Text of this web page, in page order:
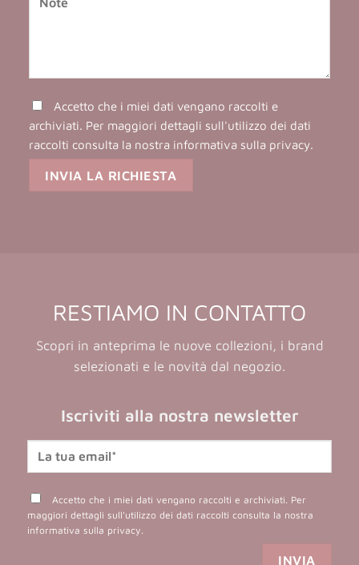
Accetto che i miei dati vengano raccolti e
archiviati. Per maggiori dettagli sull'utilizzo dei dati
raccolti consulta la nostra informativa sulla privacy.
RESTIAMO IN CONTATTO
Scopri in anteprima le nuove collezioni, i brand
selezionati e le novità dal negozio.
Iscriviti alla nostra newsletter
Accetto che i miei dati vengano raccolti e archiviati. Per
maggiori dettagli sull'utilizzo dei dati raccolti consulta la nostra
informativa sulla privacy